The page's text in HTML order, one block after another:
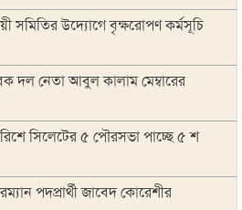
সমিতির উদ্যোগে বৃক্ষরোপণ কর্মসূচি
দল নেতা আবুল কালাম মেম্বারের
সিলেটের ৫ পৌরসভা পাচ্ছে ৫ শ
পদপ্রার্থী জাবেদ কোরেশীর